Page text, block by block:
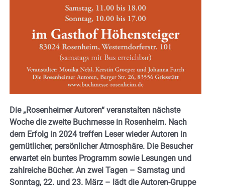
Die „Rosenheimer Autoren“ veranstalten nächste
Woche die zweite Buchmesse in Rosenheim. Nach
dem Erfolg in 2024 treffen Leser wieder Autoren in
gemütlicher, persönlicher Atmosphäre. Die Besucher
erwartet ein buntes Programm sowie Lesungen und
zahlreiche Bücher. An zwei Tagen – Samstag und
Sonntag, 22. und 23. März – lädt die Autoren-Gruppe